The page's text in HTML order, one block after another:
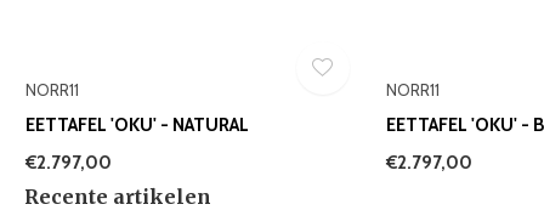
NORR11
EETTAFEL 'OKU' - NATURAL
€2.797,00
NORR11
EETTAFEL 'OKU' -
€2.797,00
Recente artikelen